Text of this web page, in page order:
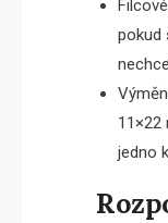
pokud
11×22
jedno